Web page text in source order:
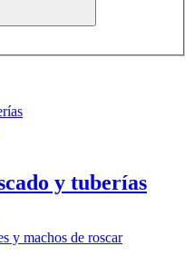
y tuberías
y machos de roscar